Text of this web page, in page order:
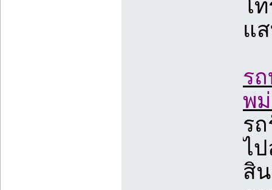
โ
แ
ร
พ
ร
ไ
สิ